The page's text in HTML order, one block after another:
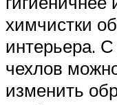
химчистки
интерьера.
чехлов
изменить